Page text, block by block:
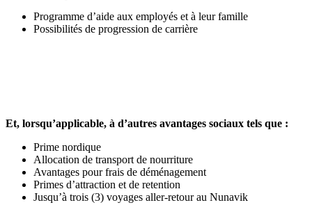
Programme d’aide aux employés et à leur famille
Possibilités de progression de carrière
Et, lorsqu’applicable, à d’autres avantages sociaux tels que :
Prime nordique
Allocation de transport de nourriture
Avantages pour frais de déménagement
Primes d’attraction et de retention
Jusqu’à trois (3) voyages aller-retour au Nunavik